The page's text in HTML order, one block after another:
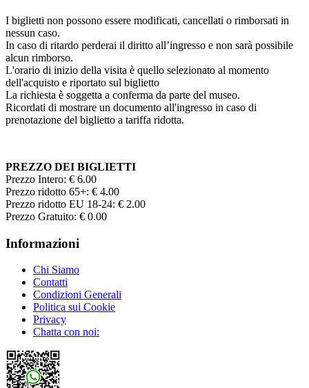
I biglietti non possono essere modificati, cancellati o rimborsati in
nessun caso.
In caso di ritardo perderai il diritto all’ingresso e non sarà possibile
alcun rimborso.
L'orario di inizio della visita è quello selezionato al momento
dell'acquisto e riportato sul biglietto
La richiesta è soggetta a conferma da parte del museo.
Ricordati di mostrare un documento all'ingresso in caso di
prenotazione del biglietto a tariffa ridotta.
PREZZO DEI BIGLIETTI
Prezzo Intero: € 6.00
Prezzo ridotto 65+: € 4.00
Prezzo ridotto EU 18-24: € 2.00
Prezzo Gratuito: € 0.00
Informazioni
Chi Siamo
Contatti
Condizioni Generali
Politica sui Cookie
Privacy
Chatta con noi: